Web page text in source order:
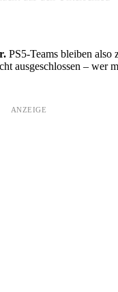
PS5-Teams bleiben also
ausgeschlossen –
ANZEIGE